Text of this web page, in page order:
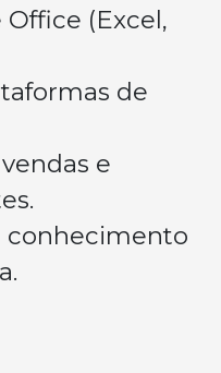
(Excel,
de
e
conhecimento